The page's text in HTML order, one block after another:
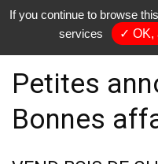
Petites
Bonnes
If you continue to browse
services
✓ OK,